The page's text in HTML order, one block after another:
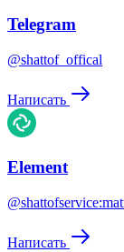
Telegram
@shattof_offical
Написать
Element
Написать